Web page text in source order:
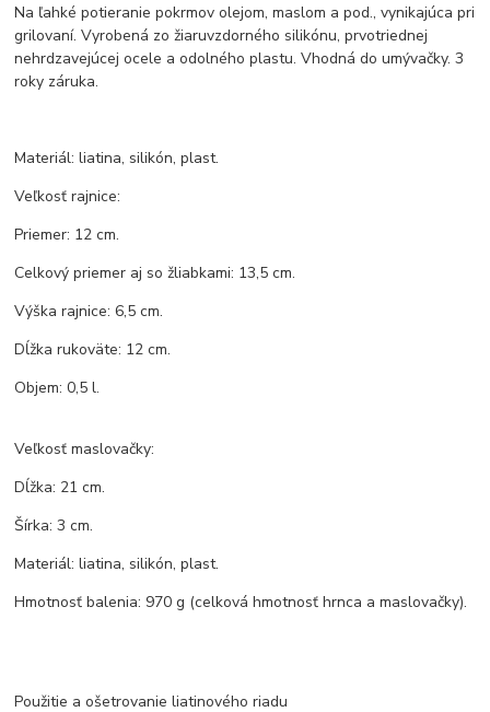
Na ľahké potieranie pokrmov olejom, maslom a pod., vynikajúca pri
grilovaní. Vyrobená zo žiaruvzdorného silikónu, prvotriednej
nehrdzavejúcej ocele a odolného plastu. Vhodná do umývačky. 3
roky záruka.
Materiál: liatina, silikón, plast.
Veľkosť rajnice:
Priemer: 12 cm.
Celkový priemer aj so žliabkami: 13,5 cm.
Výška rajnice: 6,5 cm.
Dĺžka rukoväte: 12 cm.
Objem: 0,5 l.
Veľkosť maslovačky:
Dĺžka: 21 cm.
Šírka: 3 cm.
Materiál: liatina, silikón, plast.
Hmotnosť balenia: 970 g (celková hmotnosť hrnca a maslovačky).
Použitie a ošetrovanie liatinového riadu